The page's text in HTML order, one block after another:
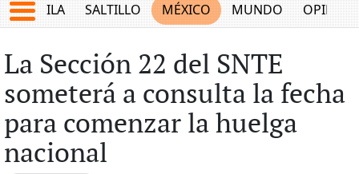
COAHUILA SALTILLO MÉXICO MUNDO OPINIÓN
La Sección 22 del SNTE
someterá a consulta la fecha
para comenzar la huelga
nacional